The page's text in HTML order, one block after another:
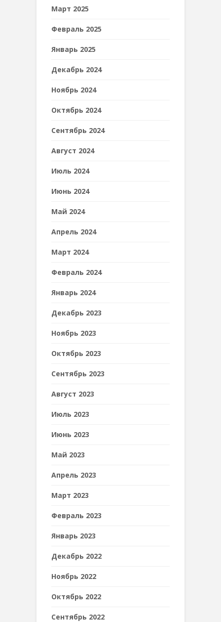
Март 2025
Февраль 2025
Январь 2025
Декабрь 2024
Ноябрь 2024
Октябрь 2024
Сентябрь 2024
Август 2024
Июль 2024
Июнь 2024
Май 2024
Апрель 2024
Март 2024
Февраль 2024
Январь 2024
Декабрь 2023
Ноябрь 2023
Октябрь 2023
Сентябрь 2023
Август 2023
Июль 2023
Июнь 2023
Май 2023
Апрель 2023
Март 2023
Февраль 2023
Январь 2023
Декабрь 2022
Ноябрь 2022
Октябрь 2022
Сентябрь 2022